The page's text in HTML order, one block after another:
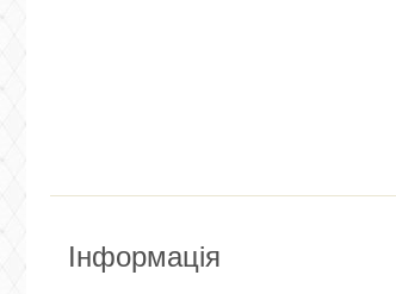
Інформація